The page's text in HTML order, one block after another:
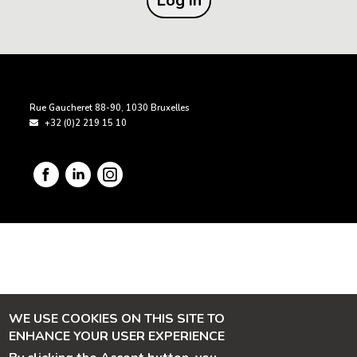
PIED DE PAGE
Rue Gaucheret 88-90, 1030 Bruxelles
+32 (0)2 219 15 10
WE USE COOKIES ON THIS SITE TO
ENHANCE YOUR USER EXPERIENCE